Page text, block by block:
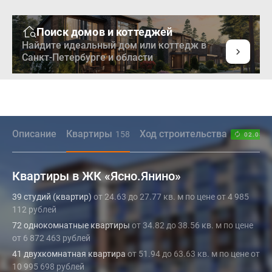
Поиск домов и коттеджей
Найдите идеальный дом или коттедж в
Санкт-Петербурге и области
Описание Квартиры 158 Ход строительства
Квартиры в ЖК «Ясно.Янино»
39 студий (квартир) от 24.63 до 27.77 кв. м по цене от 4 985
112 рублей
72 однокомнатные квартиры от 34.82 до 38.56 кв. м по цене
от 6 872 463 рублей
41 двухкомнатная квартира от 51.94 до 63.63 кв. м по цене от
10 995 698 рублей